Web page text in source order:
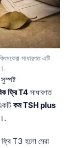
সাধারণত এটি
ফ্রি T4 সাধারণত
কম TSH plus
ফ্রি T3 হলো সেরা